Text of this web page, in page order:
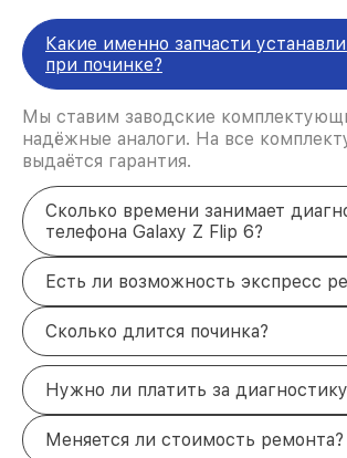
Какие именно запчасти
при починке?
Мы ставим заводские
надёжные аналоги. На все
выдаётся гарантия.
Сколько времени занимает
телефона Galaxy Z Flip 6?
Есть ли возможность экспресс
Сколько длится починка?
Нужно ли платить за
Меняется ли стоимость ремонта?